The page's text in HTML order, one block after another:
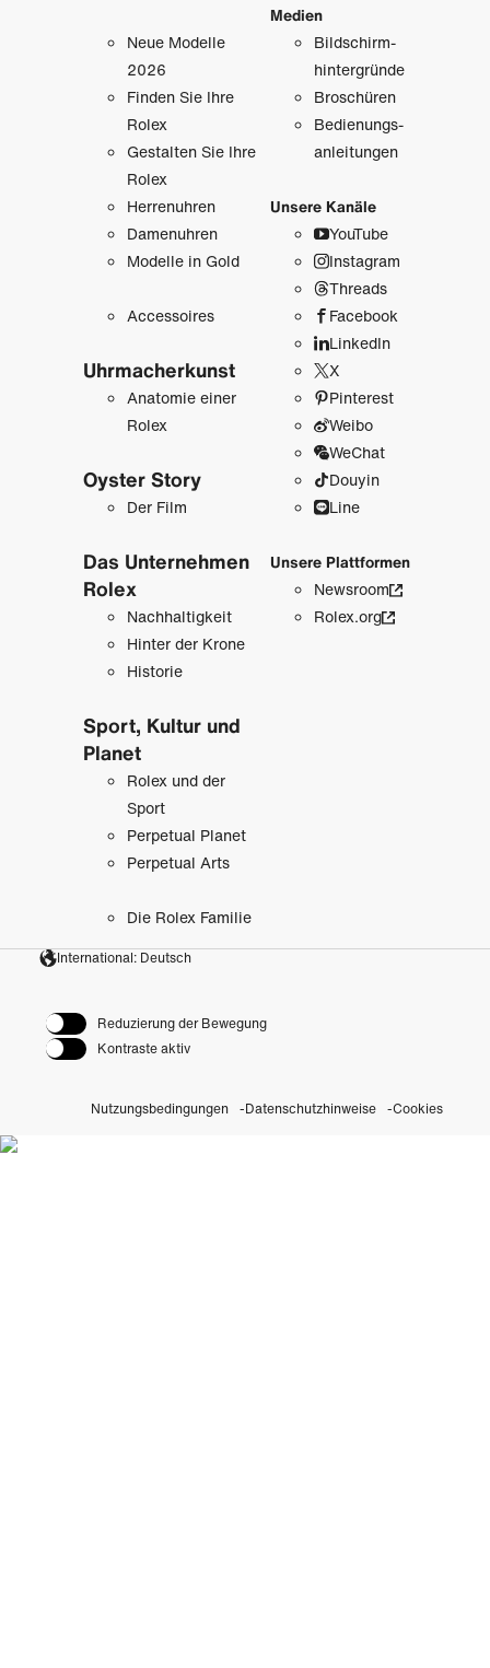
Neue Modelle
2026
Finden Sie Ihre
Rolex
Gestalten Sie Ihre
Rolex
Herrenuhren
Damenuhren
Modelle in Gold
Accessoires
Uhrmacher­kunst
Anatomie einer
Rolex
Oyster Story
Der Film
Das Unternehmen
Rolex
Nachhaltigkeit
Hinter der Krone
Historie
Sport, Kultur und
Planet
Rolex und der
Sport
Perpetual Planet
Perpetual Arts
Die Rolex Familie
Medien
Bildschirm­
hintergründe
Broschüren
Bedienungs­
anleitungen
Unsere Kanäle
YouTube
Instagram
Threads
Facebook
LinkedIn
X
Pinterest
Weibo
WeChat
Douyin
Line
Unsere Plattformen
Newsroom
Rolex.org
International: Deutsch
Reduzierung der Bewegung
Kontraste aktiv
Nutzungsbedingungen Datenschutzhinweise Cookies